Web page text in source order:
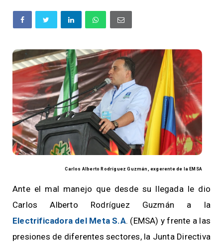
Carlos Alberto Rodríguez Guzmán, exgerente de la EMSA
Ante el mal manejo que desde su llegada le dio
Carlos Alberto Rodríguez Guzmán a la
Electrificadora del Meta S.A. (EMSA) y frente a las
presiones de diferentes sectores, la Junta Directiva